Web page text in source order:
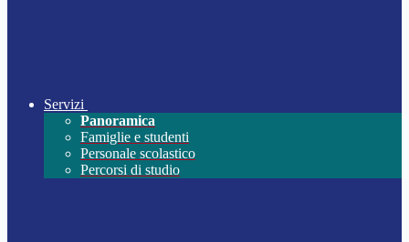
Servizi
Panoramica
Famiglie e studenti
Personale scolastico
Percorsi di studio